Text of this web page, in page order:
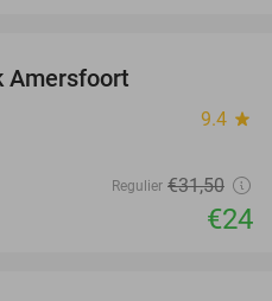
Amersfoort
9.4 star
Regulier €31,50
€24